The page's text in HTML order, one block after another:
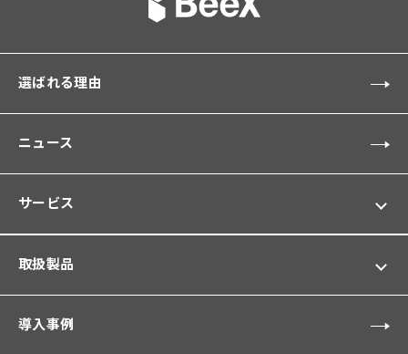
選ばれる理由
ニュース
サービス
取扱製品
導入事例